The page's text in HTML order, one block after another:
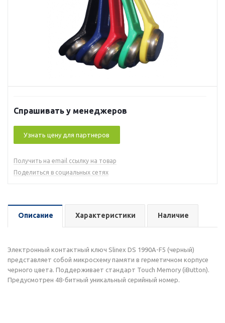
Спрашивать у менеджеров
Узнать цену для партнеров
Получить на email ссылку на товар
Поделиться в социальных сетях
Описание Характеристики Наличие
Электронный контактный ключ Slinex DS 1990А-F5 (черный)
представляет собой микросхему памяти в герметичном корпусе
черного цвета. Поддерживает стандарт Touch Memory (iButton).
Предусмотрен 48-битный уникальный серийный номер.